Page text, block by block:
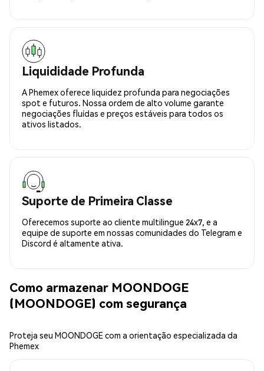
Liquididade Profunda
A Phemex oferece liquidez profunda para negociações
spot e futuros. Nossa ordem de alto volume garante
negociações fluídas e preços estáveis para todos os
ativos listados.
Suporte de Primeira Classe
Oferecemos suporte ao cliente multilingue 24x7, e a
equipe de suporte em nossas comunidades do Telegram e
Discord é altamente ativa.
Como armazenar MOONDOGE
(MOONDOGE) com segurança
Proteja seu MOONDOGE com a orientação especializada da
Phemex